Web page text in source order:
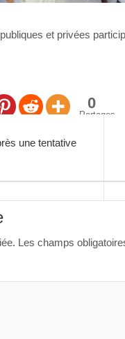
et privées
0
Partages
une tentative
Les champs